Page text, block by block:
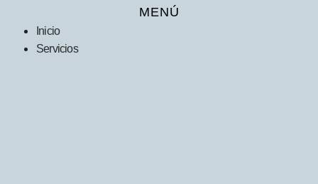
MENÚ
Inicio
Servicios